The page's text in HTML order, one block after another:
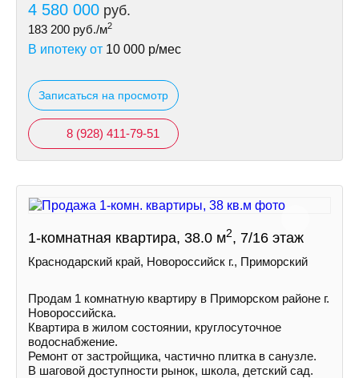
4 580 000 руб.
183 200 руб./м2
В ипотеку от 10 000 р/мес
Записаться на просмотр
8 (928) 411-79-51
1-комнатная квартира, 38.0 м2, 7/16 этаж
Краснодарский край, Новороссийск г., Приморский
Продам 1 комнатную квартиру в Приморском районе г.
Новороссийска.
Квартира в жилом состоянии, круглосуточное
водоснабжение.
Ремонт от застройщика, частично плитка в санузле.
В шаговой доступности рынок, школа, детский сад.